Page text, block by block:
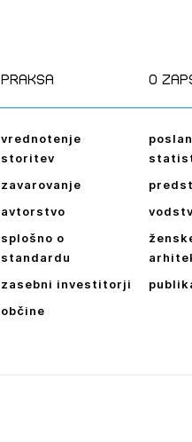
REGISTRIRAJTE SE
praksa
vrednotenje
storitev
zavarovanje
avtorstvo
splošno o
standardu
zasebni investitorji
občine
O
NAPREJ